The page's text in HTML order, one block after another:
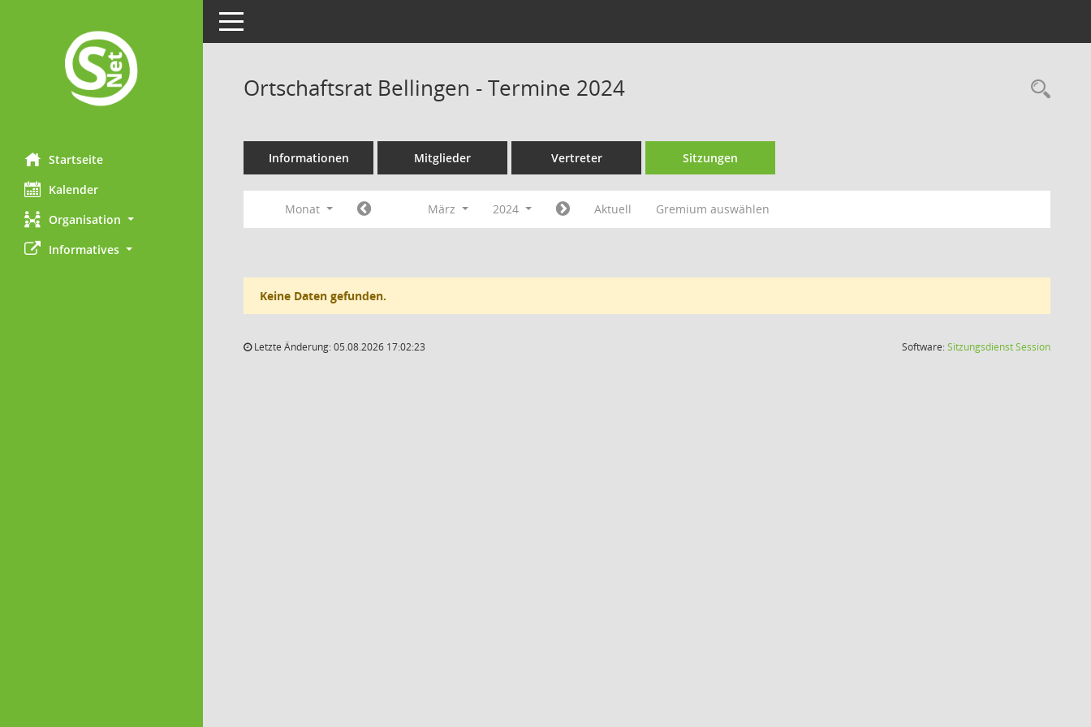
Startseite
Kalender
Organisation
Informatives
Toggle navigation
Ortschaftsrat Bellingen - Termine 2024
Informationen Mitglieder Vertreter Sitzungen
Monat März 2024 Aktuell Gremium auswählen
Keine Daten gefunden.
Letzte Änderung: 05.08.2026 17:02:23 Software:SitzungsdienstSession(Wird in